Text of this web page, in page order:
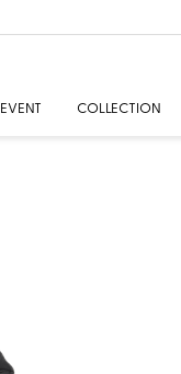
EVENT COLLECTION